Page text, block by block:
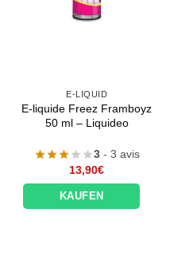
E-LIQUID
E-liquide Freez Framboyz
50 ml – Liquideo
3- 3 avis
13,90€
KAUFEN